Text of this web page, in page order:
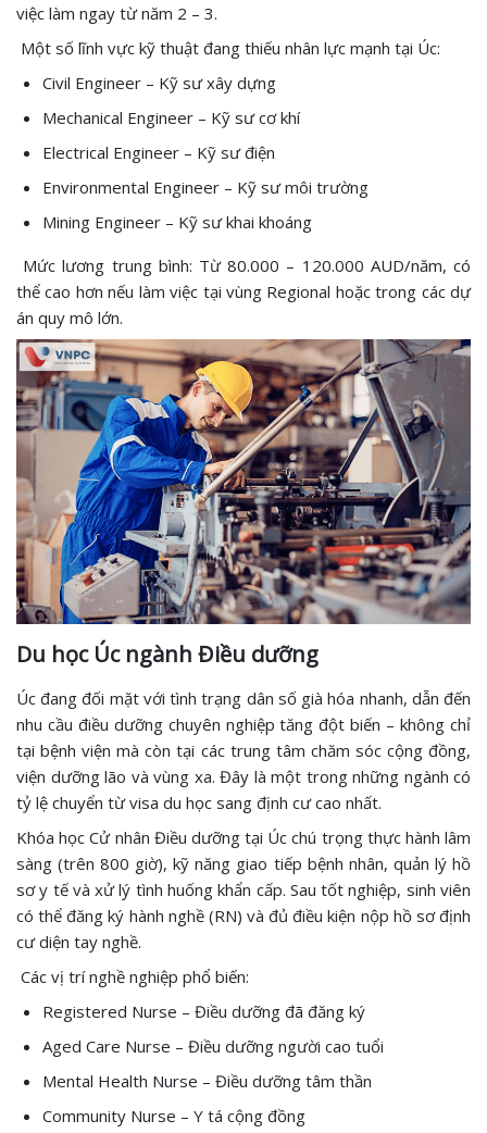
việc làm ngay từ năm 2 – 3.
Một số lĩnh vực kỹ thuật đang thiếu nhân lực mạnh tại Úc:
Civil Engineer – Kỹ sư xây dựng
Mechanical Engineer – Kỹ sư cơ khí
Electrical Engineer – Kỹ sư điện
Environmental Engineer – Kỹ sư môi trường
Mining Engineer – Kỹ sư khai khoáng
Mức lương trung bình: Từ 80.000 – 120.000 AUD/năm, có
thể cao hơn nếu làm việc tại vùng Regional hoặc trong các dự
án quy mô lớn.
Du học Úc ngành Điều dưỡng
Úc đang đối mặt với tình trạng dân số già hóa nhanh, dẫn đến
nhu cầu điều dưỡng chuyên nghiệp tăng đột biến – không chỉ
tại bệnh viện mà còn tại các trung tâm chăm sóc cộng đồng,
viện dưỡng lão và vùng xa. Đây là một trong những ngành có
tỷ lệ chuyển từ visa du học sang định cư cao nhất.
Khóa học Cử nhân Điều dưỡng tại Úc chú trọng thực hành lâm
sàng (trên 800 giờ), kỹ năng giao tiếp bệnh nhân, quản lý hồ
sơ y tế và xử lý tình huống khẩn cấp. Sau tốt nghiệp, sinh viên
có thể đăng ký hành nghề (RN) và đủ điều kiện nộp hồ sơ định
cư diện tay nghề.
Các vị trí nghề nghiệp phổ biến:
Registered Nurse – Điều dưỡng đã đăng ký
Aged Care Nurse – Điều dưỡng người cao tuổi
Mental Health Nurse – Điều dưỡng tâm thần
Community Nurse – Y tá cộng đồng